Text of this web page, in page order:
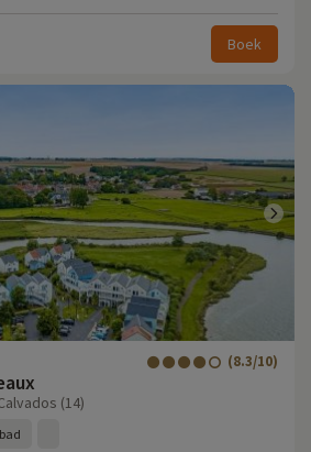
Boek
(8.3/10)
(14)